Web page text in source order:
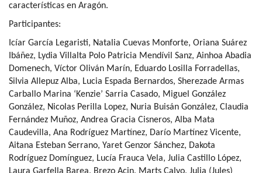
características en Aragón.
Participantes:
Icíar García Legaristi, Natalia Cuevas Monforte, Oriana Suárez
Ibáñez, Lydia Villalta Polo Patricia Mendívil Sanz, Ainhoa Abadia
Domenech, Víctor Oliván Marín, Eduardo Losilla Forradellas,
Silvia Allepuz Alba, Lucia Espada Bernardos, Sherezade Armas
Carballo Marina ‘Kenzie’ Sarria Casado, Miguel González
González, Nicolas Perilla Lopez, Nuria Buisán González, Claudia
Fernández Muñoz, Andrea Gracia Cisneros, Alba Mata
Caudevilla, Ana Rodríguez Martínez, Darío Martínez Vicente,
Aitana Esteban Serrano, Yaret Genzor Sánchez, Dakota
Rodríguez Domínguez, Lucía Frauca Vela, Julia Castillo López,